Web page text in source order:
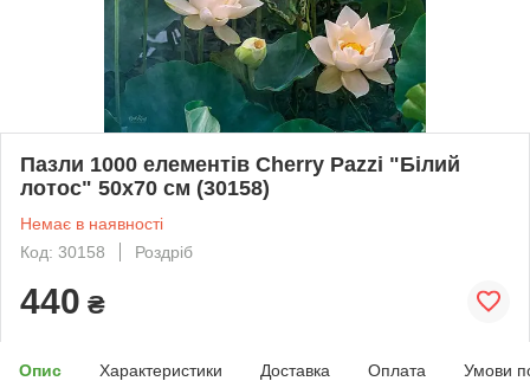
Пазли 1000 елементів Cherry Pazzi "Білий
лотос" 50х70 см (30158)
Немає в наявності
Код: 30158
Роздріб
440 ₴
Опис Характеристики Доставка Оплата Умови